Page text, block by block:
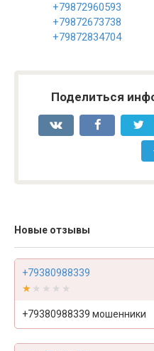
+79872960593
+79872673738
+79872834704
Поделиться
Новые отзывы
+79380988339
★★★★★
★★★★★
+79380988339 мошенники